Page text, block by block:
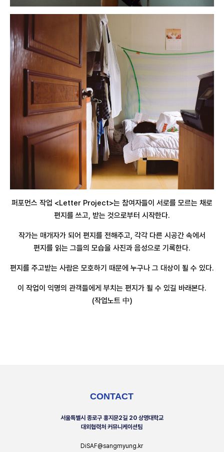
퍼포먼스 작업 <Letter Project>는 참여자들이 서로를 모르는 채로
편지를 쓰고, 받는 것으로부터 시작한다.
작가는 매개자가 되어 편지를 전해주고, 각각 다른 시공간 속에서
편지를 읽는 그들의 모습을 사진과 음성으로 기록한다.
편지를 주고받는 사람은 모호하기 때문에 누구나 그 대상이 될 수 있다.
이 작업이 익명의 관객들에게 부치는 편지가 될 수 있길 바래본다.
(작업노트 中)
CONTACT
서울특별시 종로구 홍지문2길 20 상명대학교
대외협력처 커뮤니케이션팀
DiSAF@sangmyung.kr